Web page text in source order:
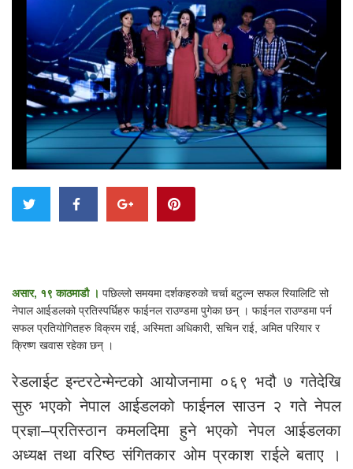
असार, १९ काठमाडौ । पछिल्लो समयमा दर्शकहरुको चर्चा बटुल्न सफल रियालिटि सो
नेपाल आईडलको प्रतिस्पर्धिहरु फाईनल राउण्डमा पुगेका छन् । फाईनल राउण्डमा पर्न
सफल प्रतियोगितहरु विक्रम राई, अस्मिता अधिकारी, सचिन राई, अमित परियार र
क्रिष्ण खवास रहेका छन् ।
रेडलाईट इन्टरटेन्मेन्टको आयोजनामा ०६९ भदौ ७ गतेदेखि
सुरु भएको नेपाल आईडलको फाईनल साउन २ गते नेपल
प्रज्ञा–प्रतिस्ठान कमलदिमा हुने भएको नेपल आईडलका
अध्यक्ष तथा वरिष्ठ संगितकार ओम प्रकाश राईले बताए ।